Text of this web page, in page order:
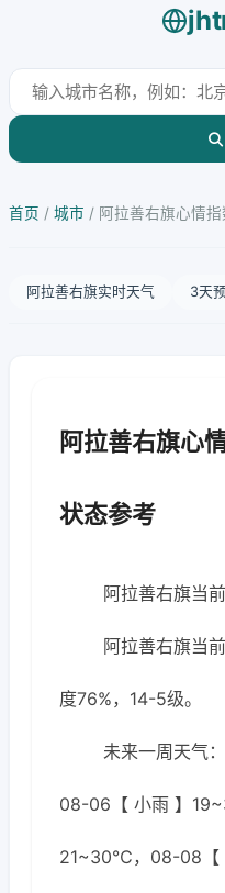
首页 / 城市 / 阿拉善右旗心情
阿拉善右旗实时天气 3天
阿拉善右旗心
状态参考
阿拉善右旗当
阿拉善右旗当
度76%，14-5级。
未来一周天气
08-06【 小雨 】
21~30℃，08-08【